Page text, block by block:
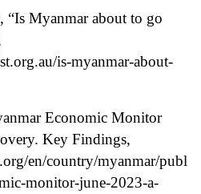
“Is Myanmar about to go
is-myanmar-about-
Economic Monitor
Key Findings,
en/country/myanmar/publ
monitor-june-2023-a-